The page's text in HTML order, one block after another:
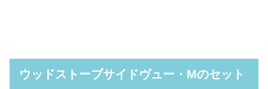
ウッドストーブサイドヴュー・Mのセット